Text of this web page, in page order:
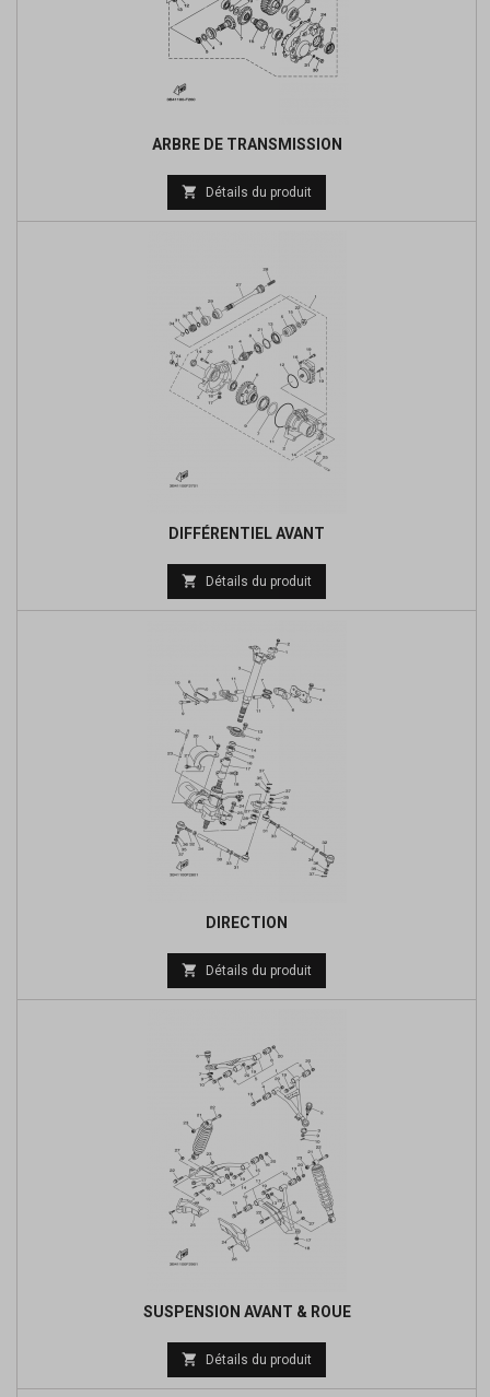
ARBRE DE TRANSMISSION
Prix
de
 Détails du produit
DIFFÉRENTIEL AVANT
Prix
de
 Détails du produit
DIRECTION
Prix
de
 Détails du produit
SUSPENSION AVANT & ROUE
Prix
de
 Détails du produit